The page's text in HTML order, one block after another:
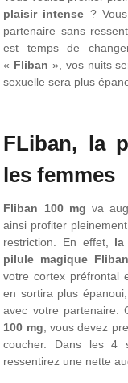
plaisir intense ?
partenaire sans
est temps de
« Fliban », vos nuits
sexuelle sera plus
FLiban, la
les femmes
Fliban 100 mg va
ainsi profiter
restriction. En effet, la
pilule magique Fliban
votre cortex préfrontal
en sortira plus
avec votre partenaire.
100 mg , vous devez
coucher. Dans les 4
ressentirez une nette